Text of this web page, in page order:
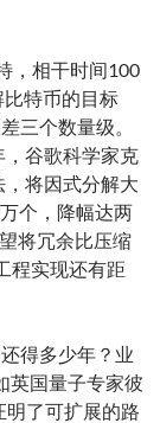
，相干时间100
特币的目标
三个数量级。
谷歌科学家克
将因式分解大
个，降幅达两
将冗余比压缩
程实现还有距
得多少年？业
英国量子专家彼
明了可扩展的路